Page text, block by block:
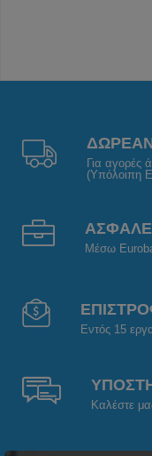
Για αγορές
(Υπόλοιπη
Μέσω
Εντός 15
Καλέστε